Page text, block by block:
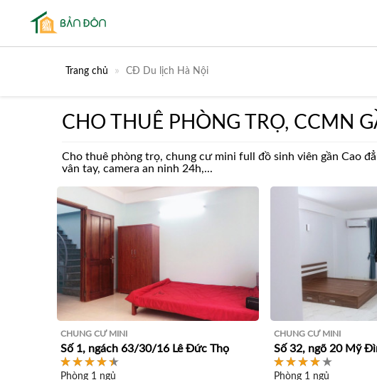
Trang chủ CĐ Du lịch Hà Nội
CHO THUÊ PHÒNG TRỌ, CCMN
Cho thuê phòng trọ, chung cư mini full đồ sinh viên gần Cao
vân tay, camera an ninh 24h,...
CHUNG CƯ MINI
Số 1, ngách 63/30/16 Lê Đức Thọ
Phòng 1 ngủ
CHUNG CƯ MINI
Số 32, ngõ 20 Mỹ
Phòng 1 ngủ